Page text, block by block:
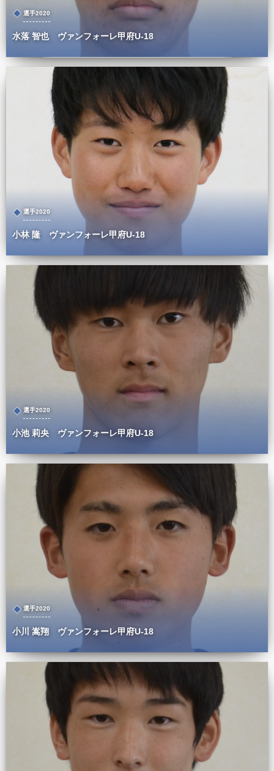
選手2020
水落 智也 ヴァンフォーレ甲府U-18
選手2020
小林 隆 ヴァンフォーレ甲府U-18
選手2020
小池 莉央 ヴァンフォーレ甲府U-18
選手2020
小川 嵩翔 ヴァンフォーレ甲府U-18